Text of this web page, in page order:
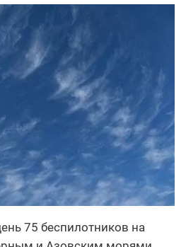
75 беспилотников на